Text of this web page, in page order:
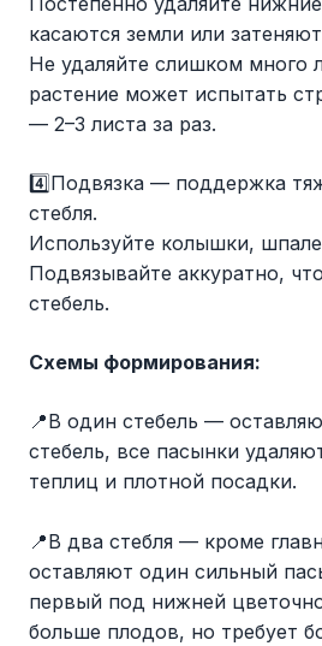
касаются земли или
Не удаляйте слишком много
растение может испытать
— 2–3 листа за раз.
4️⃣Подвязка — поддержка
стебля.
Используйте колышки,
Подвязывайте аккуратно,
стебель.
Схемы формирования:
📍В один стебель —
стебель, все пасынки
теплиц и плотной посадки.
📍В два стебля — кроме
оставляют один сильный
первый под нижней
больше плодов, но требует